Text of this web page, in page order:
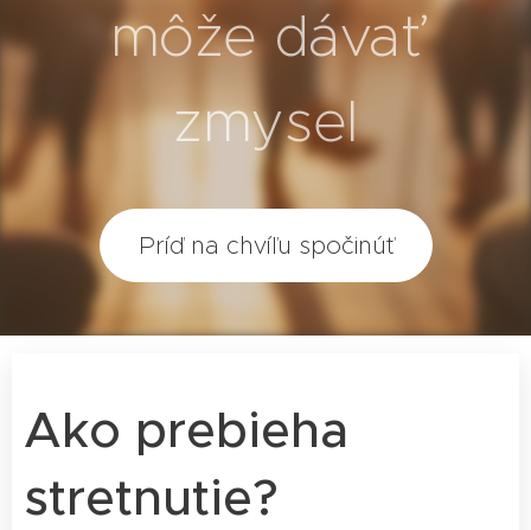
môže dávať
zmysel
Príď na chvíľu spočinúť
Ako prebieha
stretnutie?